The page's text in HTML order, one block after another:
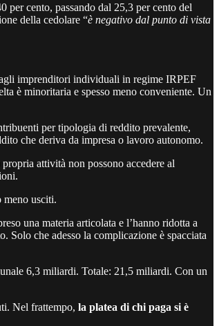
per cento, passando dal 25,3 per cento del
della cedolare “è negativo dal punto di vista
imprenditori individuali in regime IRPEF
è minoritaria e spesso meno conveniente. Un
per tipologia di reddito prevalente,
che deriva da impresa o lavoro autonomo.
attività non possono accedere al
meno usciti.
una materia articolata e l’hanno ridotta a
Solo che adesso la complicazione è spacciata
6,3 miliardi. Totale: 21,5 miliardi. Con un
Nel frattempo, la platea di chi paga si è